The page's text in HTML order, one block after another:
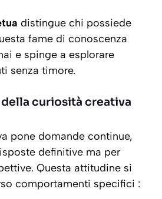
distingue chi possiede
fame di conoscenza
e spinge a esplorare
senza timore.
curiosità creativa
pone domande continue,
definitive ma per
. Questa attitudine si
comportamenti specifici :